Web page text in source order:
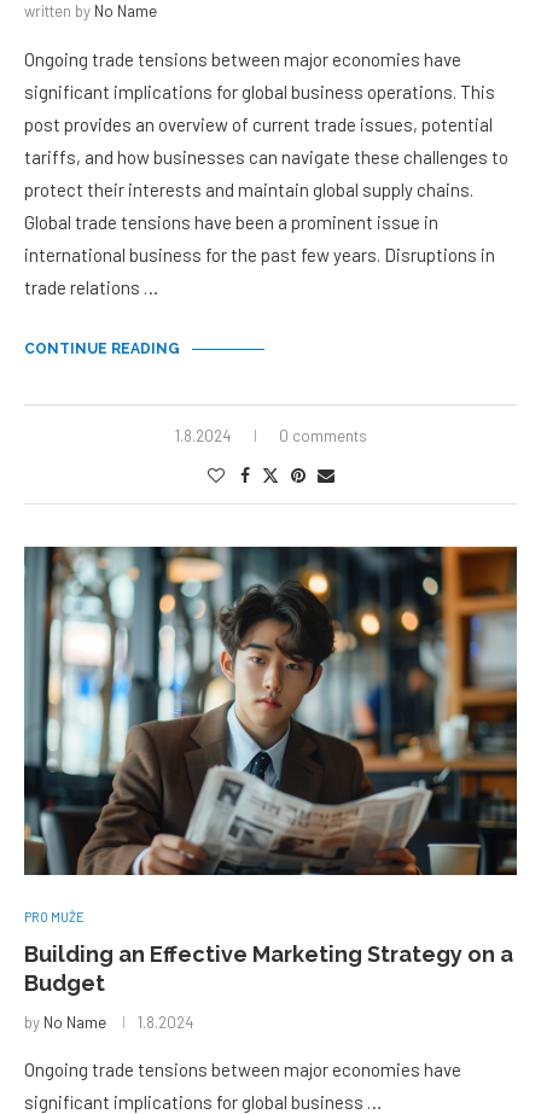
written by No Name
Ongoing trade tensions between major economies have
significant implications for global business operations. This
post provides an overview of current trade issues, potential
tariffs, and how businesses can navigate these challenges to
protect their interests and maintain global supply chains.
Global trade tensions have been a prominent issue in
international business for the past few years. Disruptions in
trade relations …
CONTINUE READING
1.8.2024 0 comments
PRO MUŽE
Building an Effective Marketing Strategy on a
Budget
by No Name 1.8.2024
Ongoing trade tensions between major economies have
significant implications for global business …